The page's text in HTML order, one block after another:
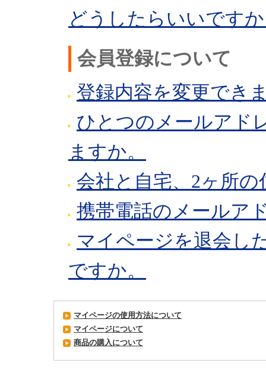
どうしたらいいです
会員登録について
登録内容を変更でき
ひとつのメールアド
ますか。
会社と自宅、2ヶ所
携帯電話のメールア
マイページを退会し
ですか。
マイページの使用方法について
マイページについて
商品の購入について